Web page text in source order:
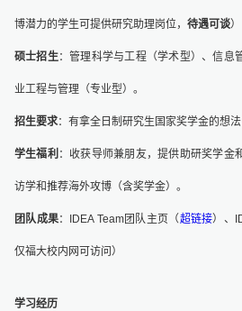
博潜力的学生可提供研究助理岗位， 待遇可谈）
硕士招生：管理科学与工程（学术型）、信息
业工程与管理（专业型）。
招生要求：有拿全日制研究生国家奖学金的想
学生福利 ：收获导师兼朋友，提供助研奖学金
访学和推荐海外攻博（含奖学金）。
团队成果：IDEA Team团队主页（超链接）、
仅福大校内网可访问）
学习经历